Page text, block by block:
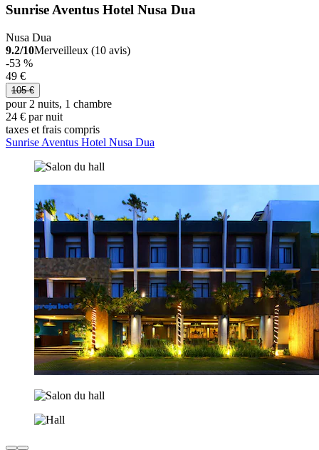
Sunrise Aventus Hotel Nusa Dua
Nusa Dua
9.2/10Merveilleux (10 avis)
-53 %
49 €
105 €
pour 2 nuits, 1 chambre
24 € par nuit
taxes et frais compris
Sunrise Aventus Hotel Nusa Dua